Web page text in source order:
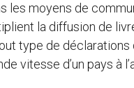
les moyens de
la diffusion de
type de déclarations
vitesse d’un pays à